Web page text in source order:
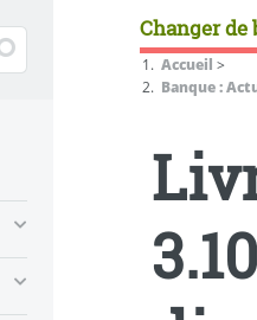
Changer de
Accueil >
Banque :